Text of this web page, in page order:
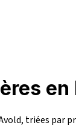
triées par